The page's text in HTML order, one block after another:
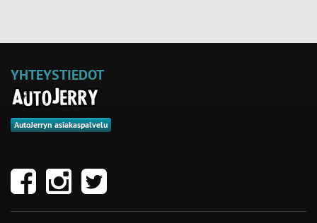
YHTEYSTIEDOT
AutoJerryn asiakaspalvelu